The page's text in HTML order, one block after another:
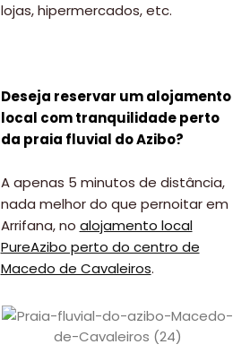
lojas, hipermercados, etc.
Deseja reservar um alojamento
local com tranquilidade perto
da praia fluvial do Azibo?
A apenas 5 minutos de distância,
nada melhor do que pernoitar em
Arrifana, no alojamento local
PureAzibo perto do centro de
Macedo de Cavaleiros.